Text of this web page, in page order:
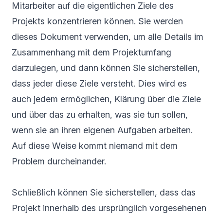
Mitarbeiter auf die eigentlichen Ziele des
Projekts konzentrieren können. Sie werden
dieses Dokument verwenden, um alle Details im
Zusammenhang mit dem Projektumfang
darzulegen, und dann können Sie sicherstellen,
dass jeder diese Ziele versteht. Dies wird es
auch jedem ermöglichen, Klärung über die Ziele
und über das zu erhalten, was sie tun sollen,
wenn sie an ihren eigenen Aufgaben arbeiten.
Auf diese Weise kommt niemand mit dem
Problem durcheinander.
Schließlich können Sie sicherstellen, dass das
Projekt innerhalb des ursprünglich vorgesehenen